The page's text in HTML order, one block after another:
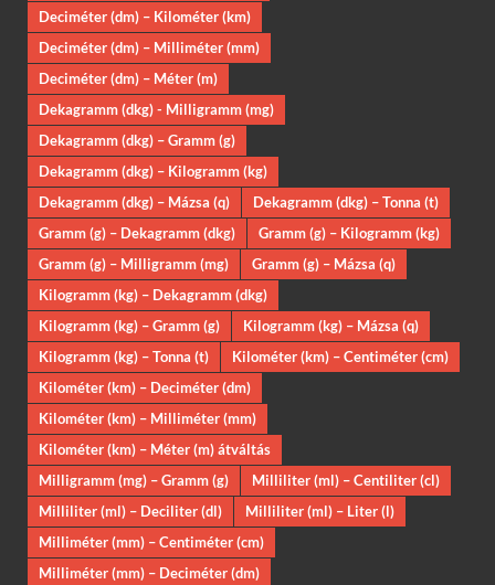
Deciméter (dm) – Kilométer (km)
Deciméter (dm) – Milliméter (mm)
Deciméter (dm) – Méter (m)
Dekagramm (dkg) - Milligramm (mg)
Dekagramm (dkg) – Gramm (g)
Dekagramm (dkg) – Kilogramm (kg)
Dekagramm (dkg) – Mázsa (q)
Dekagramm (dkg) – Tonna (t)
Gramm (g) – Dekagramm (dkg)
Gramm (g) – Kilogramm (kg)
Gramm (g) – Milligramm (mg)
Gramm (g) – Mázsa (q)
Kilogramm (kg) – Dekagramm (dkg)
Kilogramm (kg) – Gramm (g)
Kilogramm (kg) – Mázsa (q)
Kilogramm (kg) – Tonna (t)
Kilométer (km) – Centiméter (cm)
Kilométer (km) – Deciméter (dm)
Kilométer (km) – Milliméter (mm)
Kilométer (km) – Méter (m) átváltás
Milligramm (mg) – Gramm (g)
Milliliter (ml) – Centiliter (cl)
Milliliter (ml) – Deciliter (dl)
Milliliter (ml) – Liter (l)
Milliméter (mm) – Centiméter (cm)
Milliméter (mm) – Deciméter (dm)